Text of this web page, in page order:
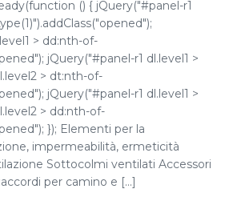
() { jQuery("#panel-r1
> dd:nth-of-
jQuery("#panel-r1 dl.level1 >
> dt:nth-of-
jQuery("#panel-r1 dl.level1 >
> dd:nth-of-
}); Elementi per la
impermeabilità, ermeticità
Sottocolmi ventilati Accessori
per camino e [...]